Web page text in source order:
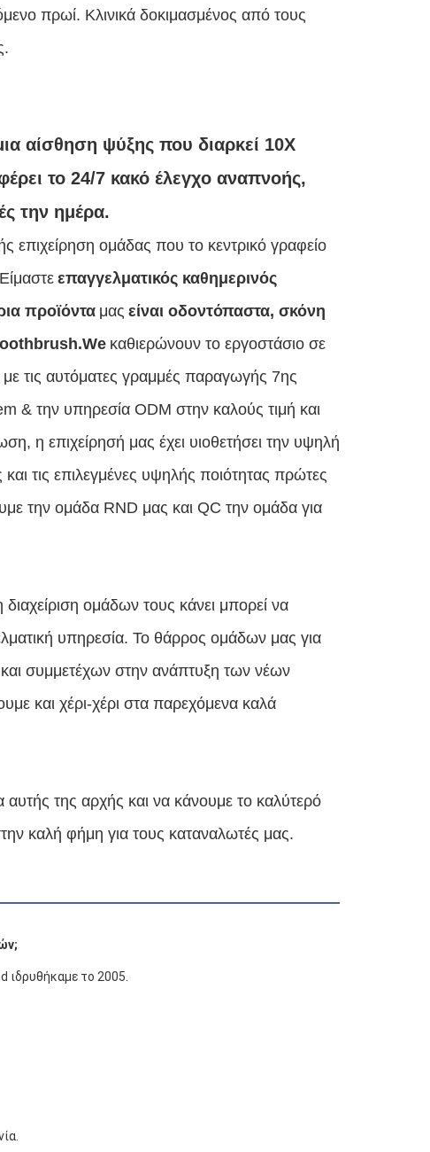
πρωί. Κλινικά δοκιμασμένος από τους
αίσθηση ψύξης που διαρκεί 10X
το 24/7 κακό έλεγχο αναπνοής,
την ημέρα.
επιχείρηση ομάδας που το κεντρικό γραφείο
επαγγελματικός καθημερινός
προϊόντα μας είναι οδοντόπαστα, σκόνη
καθιερώνουν το εργοστάσιο σε
τις αυτόματες γραμμές παραγωγής 7ης
& την υπηρεσία ODM στην καλούς τιμή και
η επιχείρησή μας έχει υιοθετήσει την υψηλή
τις επιλεγμένες υψηλής ποιότητας πρώτες
την ομάδα RND μας και QC την ομάδα για
διαχείριση ομάδων τους κάνει μπορεί να
υπηρεσία. Το θάρρος ομάδων μας για
και συμμετέχων στην ανάπτυξη των νέων
και χέρι-χέρι στα παρεχόμενα καλά
της αρχής και να κάνουμε το καλύτερό
καλή φήμη για τους καταναλωτές μας.
ιδρυθήκαμε το 2005.